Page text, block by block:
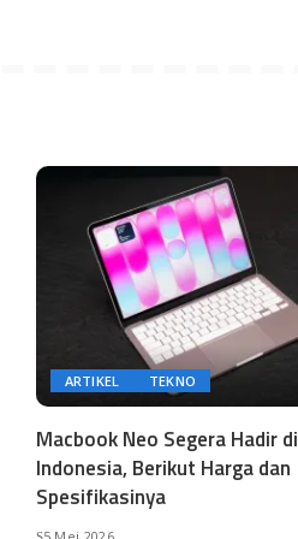
ARTIKEL TEKNO
Macbook Neo Segera Hadir di
Indonesia, Berikut Harga dan
Spesifikasinya